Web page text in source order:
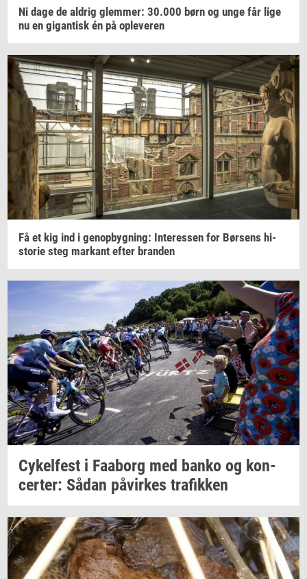
Ni dage de al­drig glem­mer: 30.000 børn og unge får lige
nu en gi­gan­tisk én på op­le­ve­ren
Få et kig ind i genop­byg­ning: In­ter­es­sen for Bør­sens hi­
sto­rie steg mar­kant efter bran­den
Cy­kel­fest i Faa­borg med banko og kon­
cer­ter: Sådan på­vir­kes tra­fik­ken